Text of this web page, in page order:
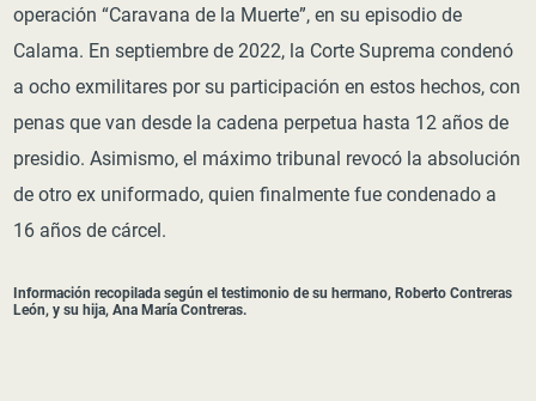
operación “Caravana de la Muerte”, en su episodio de
Calama. En septiembre de 2022, la Corte Suprema condenó
a ocho exmilitares por su participación en estos hechos, con
penas que van desde la cadena perpetua hasta 12 años de
presidio. Asimismo, el máximo tribunal revocó la absolución
de otro ex uniformado, quien finalmente fue condenado a
16 años de cárcel.
Información recopilada según el testimonio de su hermano, Roberto Contreras
León, y su hija, Ana María Contreras.